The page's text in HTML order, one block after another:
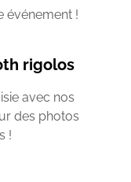
événement !
rigolos
avec nos
des photos
!